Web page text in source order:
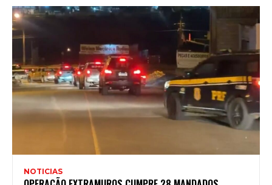
NOTICIAS